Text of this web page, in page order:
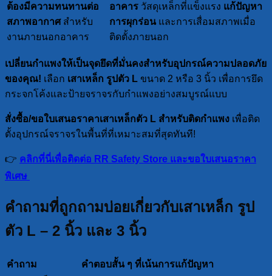
ต้องมีความทนทานต่อ
สภาพอากาศสำหรับ
งานภายนอกอาคาร
อาคาร วัสดุเหล็กที่แข็งแรง แก้ปัญหา
การผุกร่อนและการเสื่อมสภาพเมื่อ
ติดตั้งภายนอก
เปลี่ยนกำแพงให้เป็นจุดยึดที่มั่นคงสำหรับอุปกรณ์ความปลอดภัย
ของคุณ! เลือก เสาเหล็ก รูปตัว L ขนาด 2 หรือ 3 นิ้ว เพื่อการยึด
กระจกโค้งและป้ายจราจรกับกำแพงอย่างสมบูรณ์แบบ
สั่งซื้อ/ขอใบเสนอราคาเสาเหล็กตัว L สำหรับติดกำแพง เพื่อติด
ตั้งอุปกรณ์จราจรในพื้นที่ที่เหมาะสมที่สุดทันที!
👉 คลิกที่นี่เพื่อติดต่อ RR Safety Store และขอใบเสนอราคา
พิเศษ
คำถามที่ถูกถามบ่อยเกี่ยวกับเสาเหล็ก รูป
ตัว L – 2 นิ้ว และ 3 นิ้ว
คำถาม
คำตอบสั้น ๆ ที่เน้นการแก้ปัญหา